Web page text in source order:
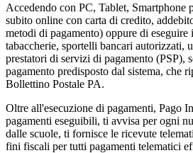
Accedendo con PC, Tablet, Smartphone
subito online con carta di credito,
metodi di pagamento) oppure di eseguire
tabaccherie, sportelli bancari autorizzati,
prestatori di servizi di pagamento (PSP),
pagamento predisposto dal sistema, che
Bollettino Postale PA.
Oltre all'esecuzione di pagamenti, Pago
pagamenti eseguibili, ti avvisa per ogni
dalle scuole, ti fornisce le ricevute
fini fiscali per tutti pagamenti telematici